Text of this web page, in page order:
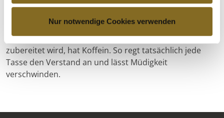
Nur notwendige Cookies verwenden
stieg der Konsum in Ostfriesland an. Das heiße bittere
nährstoffreicher und durch den Kluntjezucker süßer.
Jeder echte Tee, der aus Blättern der Camellia sinensis
zubereitet wird, hat Koffein. So regt tatsächlich jede
Tasse den Verstand an und lässt Müdigkeit
verschwinden.